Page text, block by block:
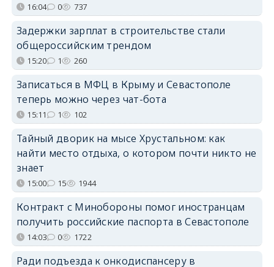
16:04 0 737
Задержки зарплат в строительстве стали
общероссийским трендом
15:20 1 260
Записаться в МФЦ в Крыму и Севастополе
теперь можно через чат-бота
15:11 1 102
Тайный дворик на мысе Хрустальном: как
найти место отдыха, о котором почти никто не
знает
15:00 15 1944
Контракт с Минобороны помог иностранцам
получить российские паспорта в Севастополе
14:03 0 1722
Ради подъезда к онкодиспансеру в